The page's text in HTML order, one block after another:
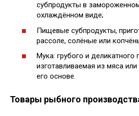
субпродукты в
охлаждённом виде;
Пищевые субпродукты,
рассоле, солёные или
Мука: грубого и деликатного
изготавливаемая из мяса
его основе.
Товары рыбного